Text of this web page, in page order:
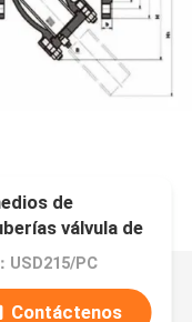
de
válvula de
USD215/PC
Contáctenos